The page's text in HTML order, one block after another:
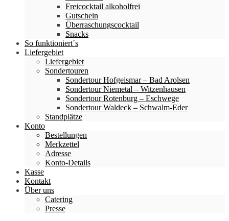
Freicocktail alkoholfrei
Gutschein
Überraschungscocktail
Snacks
So funktioniert´s
Liefergebiet
Liefergebiet
Sondertouren
Sondertour Hofgeismar – Bad Arolsen
Sondertour Niemetal – Witzenhausen
Sondertour Rotenburg – Eschwege
Sondertour Waldeck – Schwalm-Eder
Standplätze
Konto
Bestellungen
Merkzettel
Adresse
Konto-Details
Kasse
Kontakt
Über uns
Catering
Presse